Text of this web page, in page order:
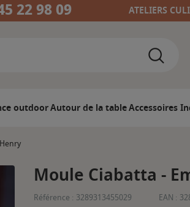
22 98 09 ATELIERS
outdoorAutour de la tableAccessoires
Moule Ciabatta -
Référence : 3289313455029 EAN :